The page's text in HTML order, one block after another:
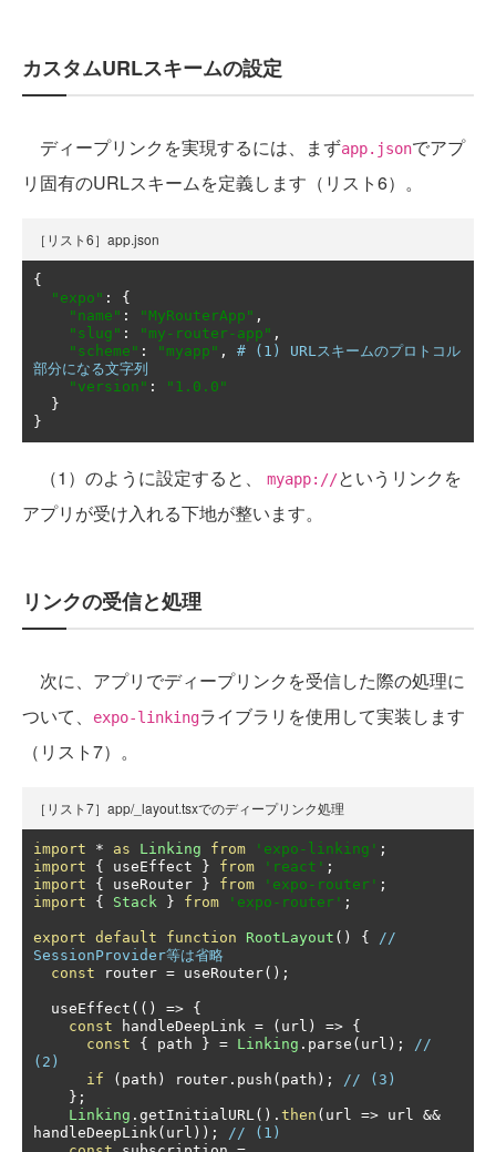
カスタムURLスキームの設定
ディープリンクを実現するには、まずapp.jsonでアプ
リ固有のURLスキームを定義します（リスト6）。
［リスト6］app.json
{
"expo" :
{
"name" : "MyRouterApp" ,
"slug" : "my-router-app" ,
"scheme" : "myapp" ,
# (1) URLスキームのプロトコル
部分になる文字列
"version" :
"1.0.0"
}
}
（1）のように設定すると、 myapp://というリンクを
アプリが受け入れる下地が整います。
リンクの受信と処理
次に、アプリでディープリンクを受信した際の処理に
ついて、
expo-linkingライブラリを使用して実装します
（リスト7）。
［リスト7］app/_layout.tsxでのディープリンク処理
import * as Linking from 'expo-linking' ;
import
{ useEffect } from 'react' ;
import
{ useRouter } from 'expo-router' ;
import
{ Stack } from 'expo-router' ;
export default function RootLayout () {
//
SessionProvider等は省略
const router = useRouter();
  useEffect
(() => {
const handleDeepLink = ( url ) => {
const
{ path } = Linking . parse ( url );
//
(2)
if
( path ) router . push ( path );
// (3)
};
Linking . getInitialURL(). then ( url => url &&
handleDeepLink( url ));
// (1)